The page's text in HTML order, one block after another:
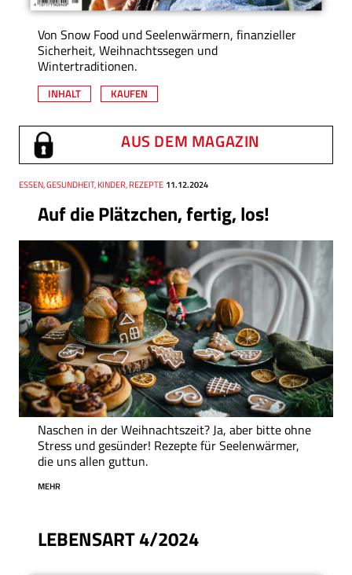
Von Snow Food und Seelenwärmern, finanzieller
Sicherheit, Weihnachtssegen und
Wintertraditionen.
INHALT KAUFEN
AUS DEM MAGAZIN
Auf die Plätzchen, fertig, los!
Thema
ESSEN, GESUNDHEIT, KINDER, REZEPTE
Datum 11.12.2024
Naschen in der Weihnachtszeit? Ja, aber bitte ohne
Stress und gesünder! Rezepte für Seelenwärmer,
die uns allen guttun.
MEHR
LEBENSART 4/2024